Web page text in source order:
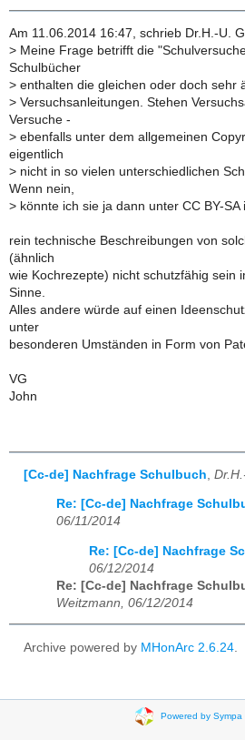
Am 11.06.2014 16:47, schrieb Dr.H.-U.
> Meine Frage betrifft die
Schulbücher
> enthalten die gleichen oder doch sehr
> Versuchsanleitungen. Stehen
Versuche -
> ebenfalls unter dem allgemeinen
eigentlich
> nicht in so vielen unterschiedlichen
Wenn nein,
> könnte ich sie ja dann unter CC BY-SA
rein technische Beschreibungen von
(ähnlich
wie Kochrezepte) nicht schutzfähig sein
Sinne.
Alles andere würde auf einen
unter
besonderen Umständen in Form von
VG
John
[Cc-de] Nachfrage Schulbuch
Re: [Cc-de] Nachfrage
06/11/2014
Re: [Cc-de] Nachfrage
06/12/2014
Re: [Cc-de] Nachfrage
Weitzmann, 06/12/2014
Archive powered by MHonArc 2.6.24.
Powered by Sympa